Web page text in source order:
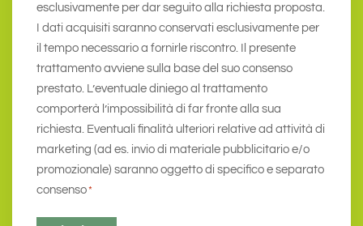
esclusivamente per dar seguito alla richiesta proposta.
I dati acquisiti saranno conservati esclusivamente per
il tempo necessario a fornirle riscontro. Il presente
trattamento avviene sulla base del suo consenso
prestato. L’eventuale diniego al trattamento
comporterà l’impossibilità di far fronte alla sua
richiesta. Eventuali finalità ulteriori relative ad attività di
marketing (ad es. invio di materiale pubblicitario e/o
promozionale) saranno oggetto di specifico e separato
consenso*